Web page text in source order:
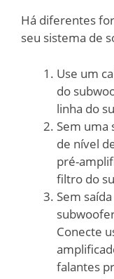
Há diferentes
seu sistema de
Use um
do
linha do
Sem uma
de nível
pré-
filtro do
Sem
Conecte
falantes